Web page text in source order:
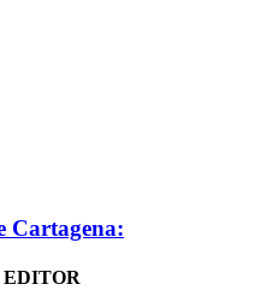
Cartagena: